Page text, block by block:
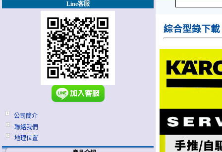
Line客服
公司簡介
聯絡我們
地理位置
綜合型錄下載